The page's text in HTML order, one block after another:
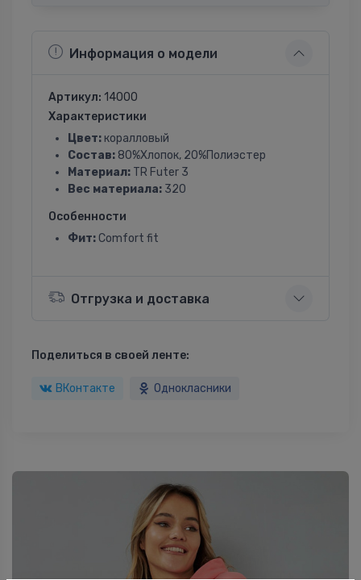
Информация о модели
Артикул: 14000
Характеристики
Цвет: коралловый
Состав: 80%Хлопок, 20%Полиэстер
Материал: TR Futer 3
Вес материала: 320
Особенности
Фит: Comfort fit
Отгрузка и доставка
Поделиться в своей ленте:
ВКонтакте Однокласники